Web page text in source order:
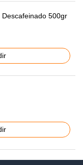
500gr